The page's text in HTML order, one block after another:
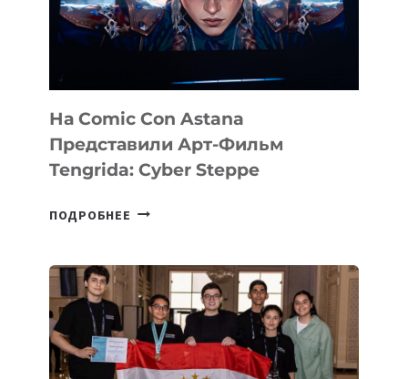
На Comic Con Astana
Представили Арт-Фильм
Tengrida: Cyber Steppe
ПОДРОБНЕЕ НА
ASTANA
ПРЕДСТАВИЛИ
АРТ-
ФИЛЬМ
TENGRIDA: